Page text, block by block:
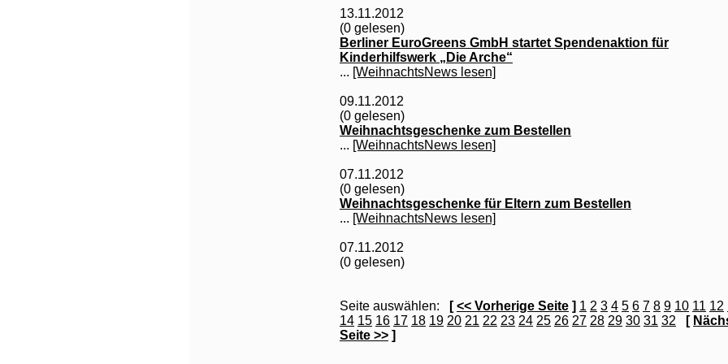
13.11.2012
(0 gelesen)
Berliner EuroGreens GmbH startet Spendenaktion für
Kinderhilfswerk „Die Arche“
... [WeihnachtsNews lesen]
09.11.2012
(0 gelesen)
Weihnachtsgeschenke zum Bestellen
... [WeihnachtsNews lesen]
07.11.2012
(0 gelesen)
Weihnachtsgeschenke für Eltern zum Bestellen
... [WeihnachtsNews lesen]
07.11.2012
(0 gelesen)
Seite auswählen: [<< Vorherige Seite ] 1 2 3 4 5 6 7 8 9 10 11 12
14 15 16 17 18 19 20 21 22 23 24 25 26 27 28 29 30 31 32 [
Seite >> ]